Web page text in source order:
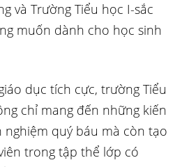
và Trường Tiểu học I-sắc
muốn dành cho học sinh
dục tích cực, trường Tiểu
chỉ mang đến những kiến
quý báu mà còn tạo
trong tập thể lớp có